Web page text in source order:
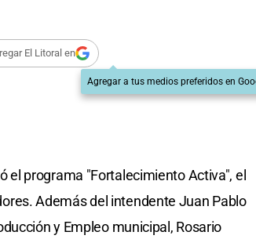
El Litoral en
Agregar a tus medios preferidos en
el programa "Fortalecimiento Activa", el
Además del intendente Juan Pablo
y Empleo municipal, Rosario